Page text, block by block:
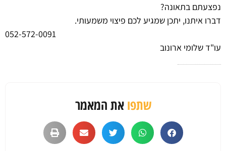
נפצעתם בתאונה?
דברו איתנו, יתכן שמגיע לכם פיצוי משמעותי.
052-572-0091
עו"ד שלומי ארונוב
שתפואת המאמר